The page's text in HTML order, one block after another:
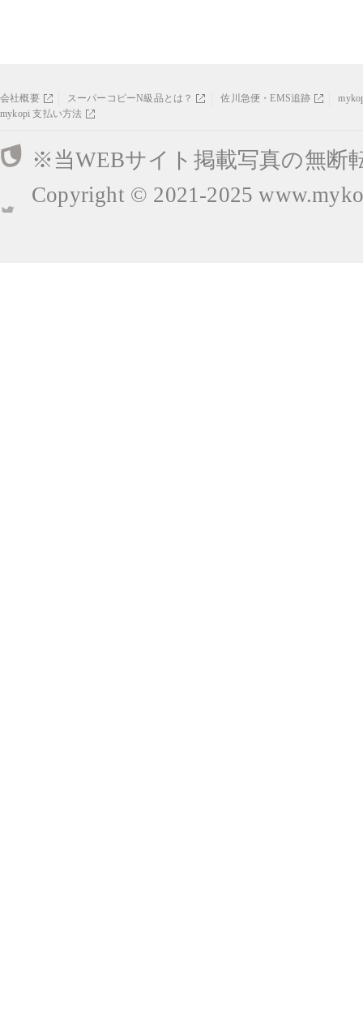
会社概要 スーパーコピーN級品とは？ 佐川急便・EMS追跡
mykopi 支払い方法
※当WEBサイト掲載写真の無断
Copyright © 2021-2025